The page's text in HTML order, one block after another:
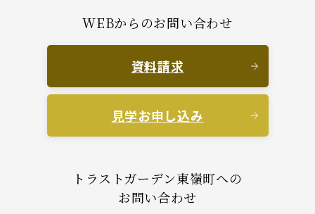
トラストガーデン東嶺町への
お問い合わせ
WEBからのお問い合わせ
資料請求
見学お申し込み